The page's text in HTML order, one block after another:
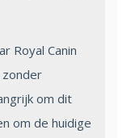
Royal Canin
om dit
om de huidige